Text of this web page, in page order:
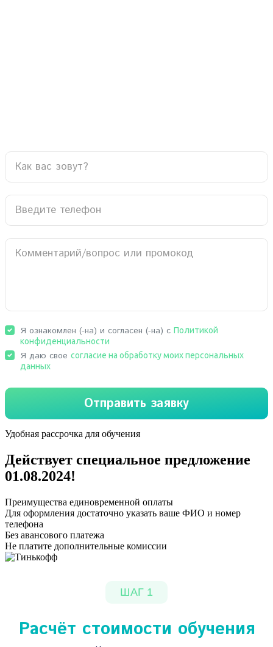
Удобная рассрочка для обучения
Действует специальное предложение
01.08.2024!
Преимущества единовременной оплаты
Для оформления достаточно указать ваше ФИО и номер
телефона
Без авансового платежа
Не платите дополнительные комиссии